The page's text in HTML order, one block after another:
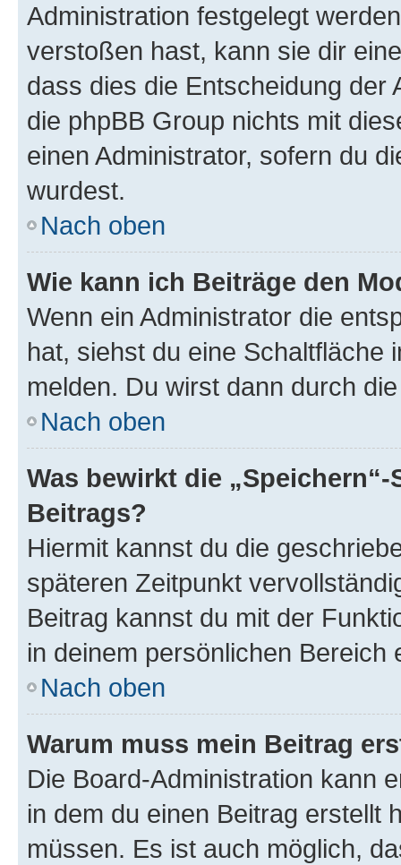
Administration festgelegt
verstoßen hast, kann sie dir
dass dies die Entscheidung der
die phpBB Group nichts mit
einen Administrator, sofern du
wurdest.
Nach oben
Wie kann ich Beiträge den
Wenn ein Administrator die
hat, siehst du eine Schaltfläche
melden. Du wirst dann durch
Nach oben
Was bewirkt die
Beitrags?
Hiermit kannst du die
späteren Zeitpunkt
Beitrag kannst du mit der
in deinem persönlichen Bereich
Nach oben
Warum muss mein Beitrag
Die Board-Administration kann
in dem du einen Beitrag erstellt
müssen. Es ist auch möglich,